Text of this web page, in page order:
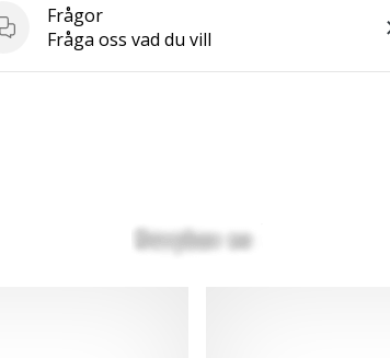
Frågor
Frågor
Fråga oss vad du vill